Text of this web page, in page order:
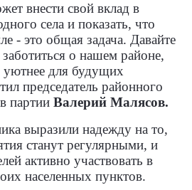
внести свой вклад в
села и показать, что
- это общая задача. Давайте
о нашем районе,
уютнее для будущих
председатель районного
партии Валерий Малясов.
выразили надежду на то,
станут регулярными, и
активно участвовать в
населенных пунктов.